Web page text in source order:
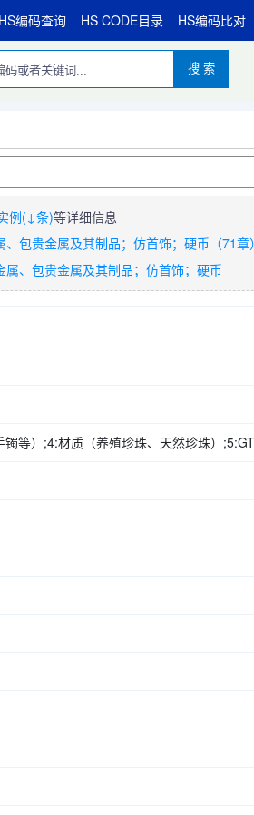
编码查询 HS CODE目录 HS编码比对
搜 索
例(↓条)等详细信息
包贵金属及其制品；仿首饰；硬币（71章）
、包贵金属及其制品；仿首饰；硬币
等）;4:材质（养殖珍珠、天然珍珠）